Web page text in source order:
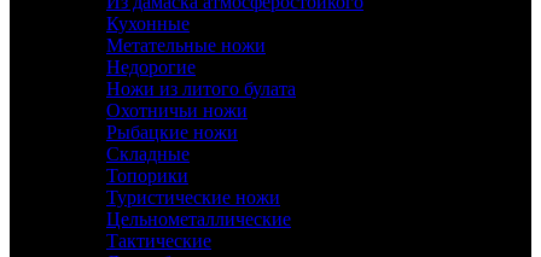
Кухонные
Метательные ножи
Недорогие
Ножи из литого булата
Охотничьи ножи
Рыбацкие ножи
Складные
Топорики
Туристические ножи
Цельнометаллические
Тактические